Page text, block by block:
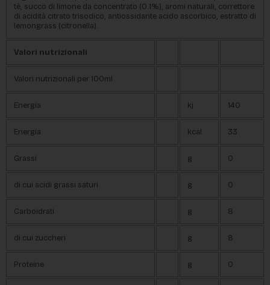
tè, succo di limone da concentrato (0.1%), aromi naturali, correttore
di acidità citrato trisodico, antiossidante acido ascorbico, estratto di
lemongrass (citronella).
Valori nutrizionali
Valori nutrizionali per 100ml
Energia kj 140
Energia kcal 33
Grassi g 0
di cui acidi grassi saturi g 0
Carboidrati g 8
di cui zuccheri g 8
Proteine g 0